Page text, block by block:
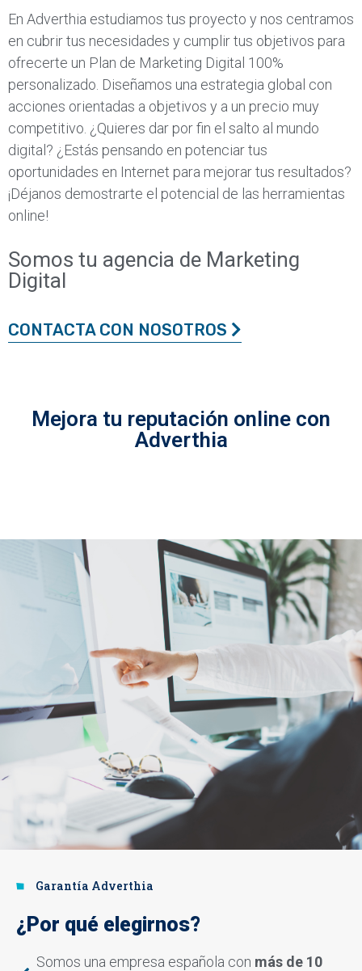
En Adverthia estudiamos tus proyecto y nos centramos
en cubrir tus necesidades y cumplir tus objetivos para
ofrecerte un Plan de Marketing Digital 100%
personalizado. Diseñamos una estrategia global con
acciones orientadas a objetivos y a un precio muy
competitivo. ¿Quieres dar por fin el salto al mundo
digital? ¿Estás pensando en potenciar tus
oportunidades en Internet para mejorar tus resultados?
¡Déjanos demostrarte el potencial de las herramientas
online!
Somos tu agencia de Marketing
Digital
CONTACTA CON NOSOTROS
Mejora tu reputación online con
Adverthia
Garantía Adverthia
¿Por qué elegirnos?
Somos una empresa española con más de 10